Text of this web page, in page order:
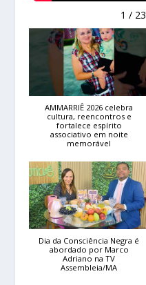
1 / 23
AMMARRIÊ 2026 celebra
cultura, reencontros e
fortalece espírito
associativo em noite
memorável
Dia da Consciência Negra é
abordado por Marco
Adriano na TV
Assembleia/MA